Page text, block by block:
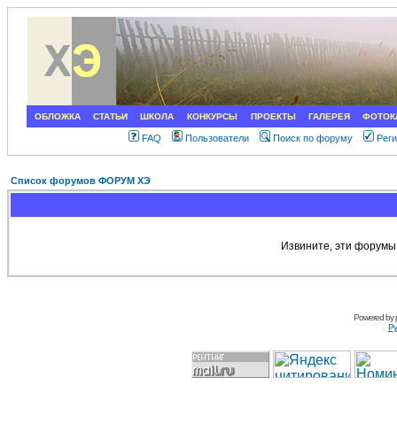
ОБЛОЖКА СТАТЬИ ШКОЛА КОНКУРСЫ ПРОЕКТЫ ГАЛЕРЕЯ
FAQ Пользователи Поиск по форуму
Список форумов ФОРУМ ХЭ
Извините, эти
Powered by